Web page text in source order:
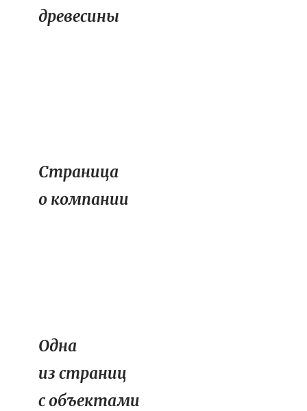
древесины
Страница
о компании
Одна
из страниц
с объектами